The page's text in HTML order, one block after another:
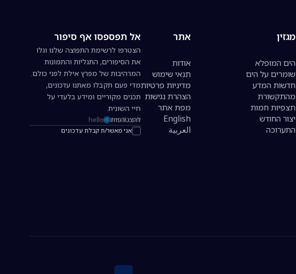
מגזין
הים המופלא
שומרים על הים
חדשות המדע
מהתקשורת
תצפיות חמות
יצור החודש
התערוכה
אתר
אודות
תנאי שימוש
מדיניות פרטיות
הצהרת נגישות
מפת אתר
English
العربية
אל תפספסו אף סיפור
הצטרפו לרשימת התפוצה שלנו וגלו
את הסיפורים, התגליות והתמונות
המרהיבות של מפרץ אילת לפני כולם.
מדי פעם תקבלו מאתנו עדכונים,
תכנים מקוריים ומידע בלעדי על
חיי השונית.
כתובת אימייל להרשמה לניוזלטר
אני מאשר/ת קבלת עדכונים
להצטרפות